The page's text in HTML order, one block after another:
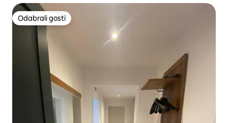
Odabrali gosti
Odabrali gosti